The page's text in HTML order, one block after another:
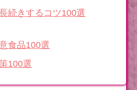
続きするコツ100選
食品100選
100選